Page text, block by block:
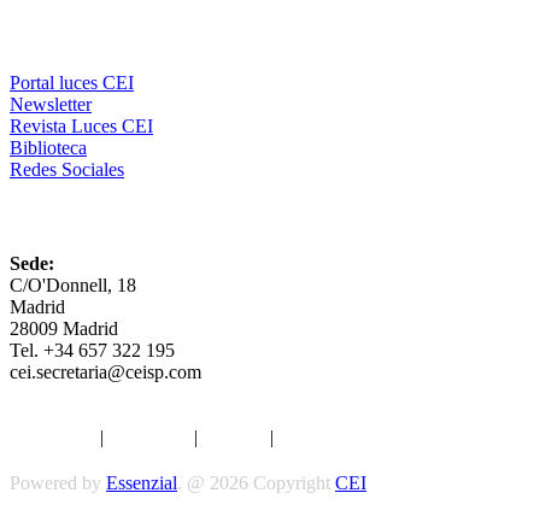
Portal luces CEI
Newsletter
Revista Luces CEI
Biblioteca
Redes Sociales
Sede:
C/O'Donnell, 18
Madrid
28009 Madrid
Tel. +34 657 322 195
cei.secretaria@ceisp.com
| | |
Powered by Essenzial. @ 2026 Copyright CEI